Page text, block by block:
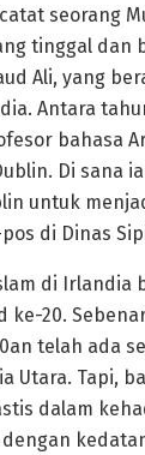
seorang
tinggal dan
Ali, yang
Antara
bahasa
Di sana
untuk
di Dinas
di Irlandia
ke-20.
telah ada
Utara. Tapi,
dalam